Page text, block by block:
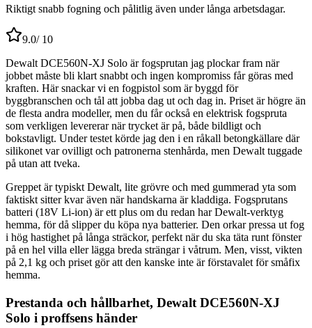
Riktigt snabb fogning och pålitlig även under långa arbetsdagar.
9.0/ 10
Dewalt DCE560N-XJ Solo är fogsprutan jag plockar fram när
jobbet måste bli klart snabbt och ingen kompromiss får göras med
kraften. Här snackar vi en fogpistol som är byggd för
byggbranschen och tål att jobba dag ut och dag in. Priset är högre än
de flesta andra modeller, men du får också en elektrisk fogspruta
som verkligen levererar när trycket är på, både bildligt och
bokstavligt. Under testet körde jag den i en råkall betongkällare där
silikonet var ovilligt och patronerna stenhårda, men Dewalt tuggade
på utan att tveka.
Greppet är typiskt Dewalt, lite grövre och med gummerad yta som
faktiskt sitter kvar även när handskarna är kladdiga. Fogsprutans
batteri (18V Li-ion) är ett plus om du redan har Dewalt-verktyg
hemma, för då slipper du köpa nya batterier. Den orkar pressa ut fog
i hög hastighet på långa sträckor, perfekt när du ska täta runt fönster
på en hel villa eller lägga breda strängar i våtrum. Men, visst, vikten
på 2,1 kg och priset gör att den kanske inte är förstavalet för småfix
hemma.
Prestanda och hållbarhet, Dewalt DCE560N-XJ
Solo i proffsens händer